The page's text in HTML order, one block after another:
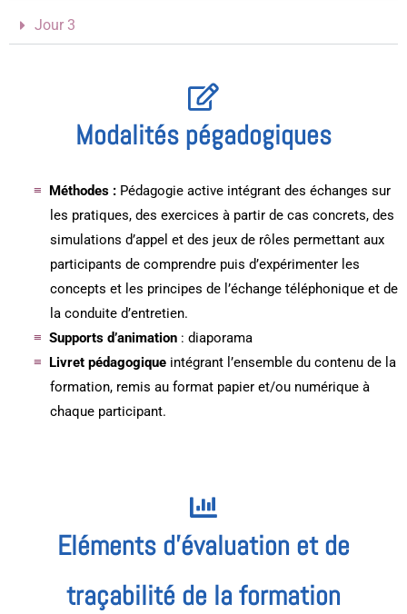
Jour 3
Modalités pégadogiques
Méthodes : Pédagogie active intégrant des échanges sur
les pratiques, des exercices à partir de cas concrets, des
simulations d’appel et des jeux de rôles permettant aux
participants de comprendre puis d’expérimenter les
concepts et les principes de l’échange téléphonique et de
la conduite d’entretien.
Supports d’animation : diaporama
Livret pédagogique intégrant l’ensemble du contenu de la
formation, remis au format papier et/ou numérique à
chaque participant.
Eléments d'évaluation et de
traçabilité de la formation